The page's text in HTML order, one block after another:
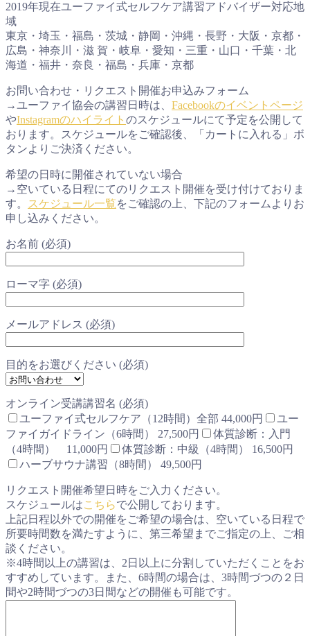
2019年現在ユーファイ式セルフケア講習アドバイザー対応地
域
東京・埼玉・福島・茨城・静岡・沖縄・長野・大阪・京都・
広島・神奈川・滋 賀・岐阜・愛知・三重・山口・千葉・北
海道・福井・奈良・福島・兵庫・京都
お問い合わせ・リクエスト開催お申込みフォーム
→ユーファイ協会の講習日時は、 Facebookのイベントページ
やInstagramのハイライト のスケジュールにて予定を公開して
おります。スケジュールをご確認後、「カートに入れる」ボ
タンよりご決済ください。
希望の日時に開催されていない場合
→空いている日程にてのリクエスト開催を受け付けておりま
す。 スケジュール一覧をご確認の上、下記のフォームよりお
申し込みください。
お名前 (必須)
ローマ字 (必須)
メールアドレス (必須)
目的をお選びください (必須)
オンライン受講講習名 (必須)
ユーファイ式セルフケア（12時間）全部 44,000円
ユー
ファイガイドライン（6時間） 27,500円
体質診断：入門
（4時間） 11,000円
体質診断：中級（4時間） 16,500円
ハーブサウナ講習（8時間） 49,500円
リクエスト開催希望日時をご入力ください。
スケジュールはこちらで公開しております。
上記日程以外での開催をご希望の場合は、空いている日程で
所要時間数を満たすように、第三希望までご指定の上、ご相
談ください。
※4時間以上の講習は、2日以上に分割していただくことをお
すすめしています。また、6時間の場合は、3時間づつの２日
間や2時間づつの3日間などの開催も可能です。